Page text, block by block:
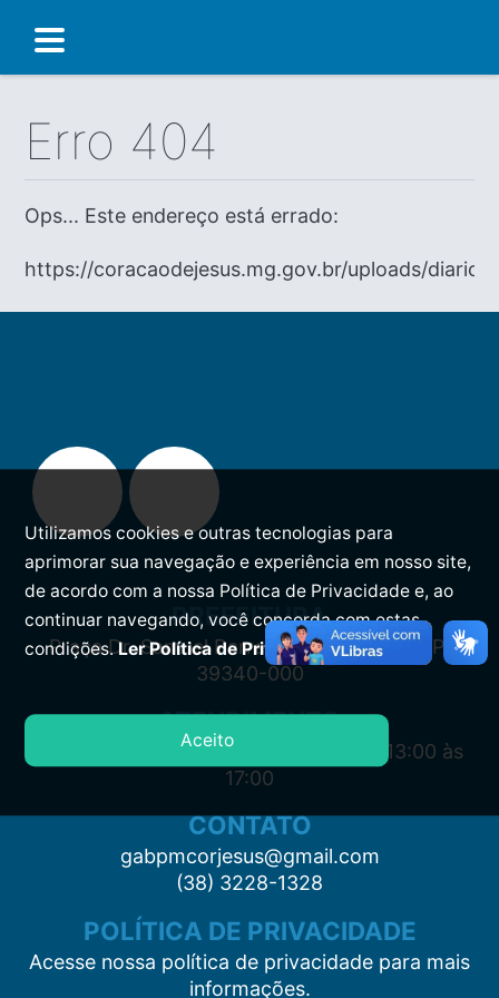
Erro 404
Ops... Este endereço está errado:
https://coracaodejesus.mg.gov.br/uploads/diario/
PREFEITURA
Praça Dr. Samuel Barreto, s/n, Centro CEP:
39340-000
ATENDIMENTO
Segunda à Sexta: 7:00 às 11:00 e das 13:00 às
17:00
CONTATO
gabpmcorjesus@gmail.com
(38) 3228-1328
POLÍTICA DE PRIVACIDADE
Acesse nossa política de privacidade para mais
informações.
Utilizamos cookies e outras tecnologias para
aprimorar sua navegação e experiência em nosso site,
de acordo com a nossa Política de Privacidade e, ao
continuar navegando, você concorda com estas
condições.Ler Política de Privacidade.
Aceito